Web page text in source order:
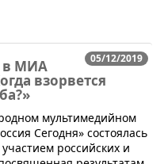
05/12/2019
в МИА
взорвется
мультимедийном
Сегодня» состоялась
российских и